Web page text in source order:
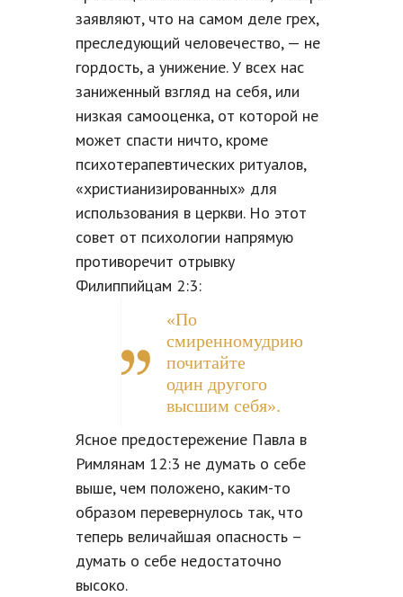
заявляют, что на самом деле грех,
преследующий человечество, — не
гордость, а унижение. У всех нас
заниженный взгляд на себя, или
низкая самооценка, от которой не
может спасти ничто, кроме
психотерапевтических ритуалов,
«христианизированных» для
использования в церкви. Но этот
совет от психологии напрямую
противоречит отрывку
Филиппийцам 2:3:
«По
смиренномудрию
почитайте
один другого
высшим себя».
Ясное предостережение Павла в
Римлянам 12:3 не думать о себе
выше, чем положено, каким-то
образом перевернулось так, что
теперь величайшая опасность –
думать о себе недостаточно
высоко.